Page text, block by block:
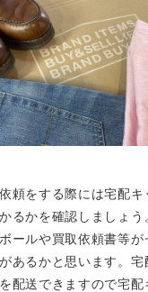
頼をする際には宅配
るかを確認しましょ
ールや買取依頼書等
あるかと思います。
配送できますので宅